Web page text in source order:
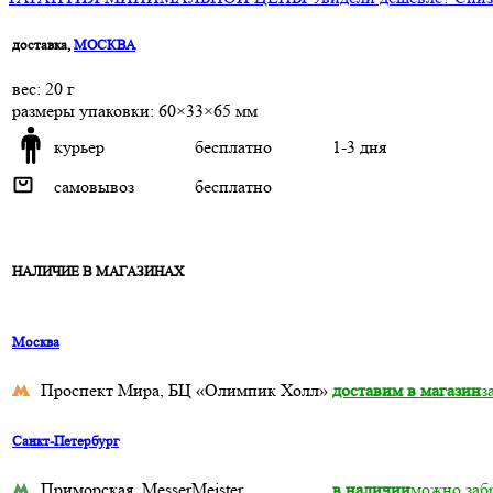
доставка, МОСКВА
веc: 20 г
размеры упаковки: 60×33×65 мм
курьер
бесплатно
1-3 дня
самовывоз
бесплатно
НАЛИЧИЕ В МАГАЗИНАХ
Москва
Проспект Мира, БЦ «Олимпик Холл» доставим в магазин
Санкт-Петербург